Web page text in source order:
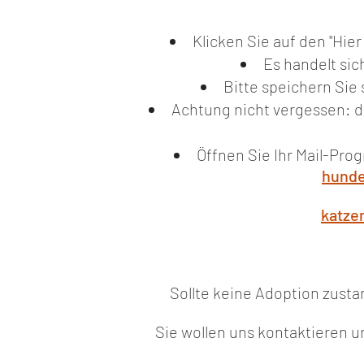
Klicken Sie auf den
Es handelt
Bitte speichern Sie
Achtung nicht vergessen:
Öffnen Sie Ihr Mail-
Sollte keine Adoption
Sie wollen uns kontaktieren